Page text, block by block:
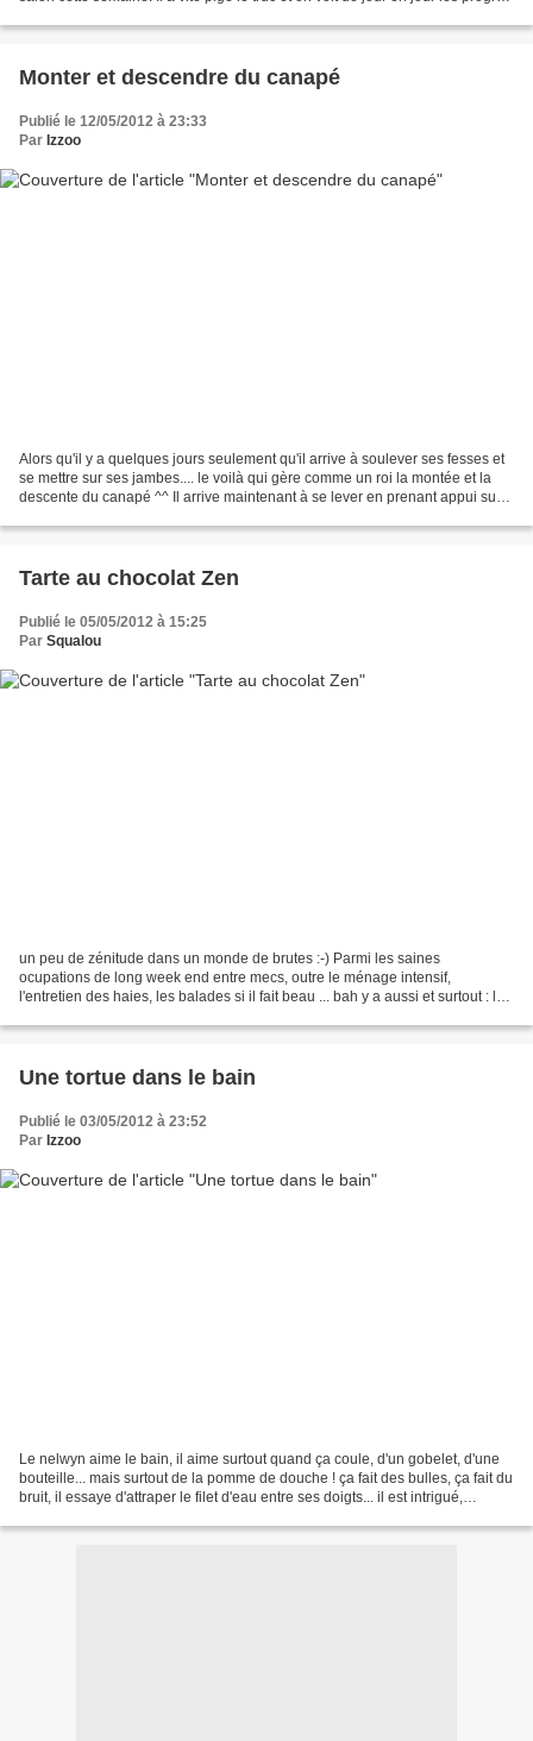
Monter et descendre du canapé
Publié le 12/05/2012 à 23:33
Par Izzoo
Alors qu'il y a quelques jours seulement qu'il arrive à soulever ses fesses et
se mettre sur ses jambes.... le voilà qui gère comme un roi la montée et la
descente du canapé ^^ Il arrive maintenant à se lever en prenant appui sur à
Tarte au chocolat Zen
Publié le 05/05/2012 à 15:25
Par Squalou
un peu de zénitude dans un monde de brutes :-) Parmi les saines
ocupations de long week end entre mecs, outre le ménage intensif,
l'entretien des haies, les balades si il fait beau ... bah y a aussi et surtout : la
Une tortue dans le bain
Publié le 03/05/2012 à 23:52
Par Izzoo
Le nelwyn aime le bain, il aime surtout quand ça coule, d'un gobelet, d'une
bouteille... mais surtout de la pomme de douche ! ça fait des bulles, ça fait du
bruit, il essaye d'attraper le filet d'eau entre ses doigts... il est intrigué,